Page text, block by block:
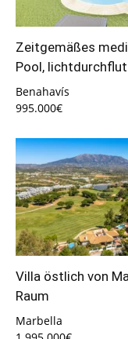
Zeitgemäßes
Pool,
Benahavís
995.000€
Villa östlich von
Raum
Marbella